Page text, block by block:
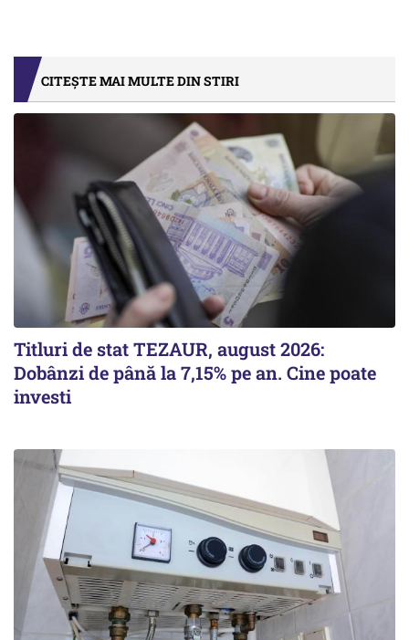
CITEȘTE MAI MULTE DIN STIRI
Titluri de stat TEZAUR, august 2026:
Dobânzi de până la 7,15% pe an. Cine poate
investi